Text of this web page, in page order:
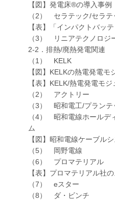
【図】発電床®の導入事例
（2） セラテック/セラ
【表】「インパクトバッ
（3） リニアテクノロジ
2-2．排熱/廃熱発電関連
（1） KELK
【図】KELKの熱電発電モ
【表】KELK/熱電発電モ
（2） アクトリー
（3） 昭和電工/プランテ
（4） 昭和電線ホールデ
ム
【図】昭和電線ケーブル
（5） 岡野電線
（6） プロマテリアル
【表】プロマテリアル社
（7） eスター
（8） ダ・ビンチ